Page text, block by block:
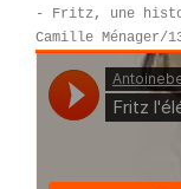
- Fritz, une
Camille Ménager/